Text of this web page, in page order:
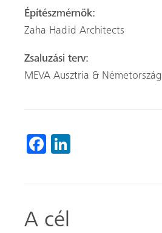
A cél
Építészmérnök:
Zaha Hadid Architects
Zsaluzási terv:
MEVA Ausztria & Németország
Fa
ok